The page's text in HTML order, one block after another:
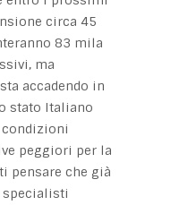
circa 45
83 mila
ma
accadendo in
stato Italiano
peggiori per la
pensare che già
specialisti